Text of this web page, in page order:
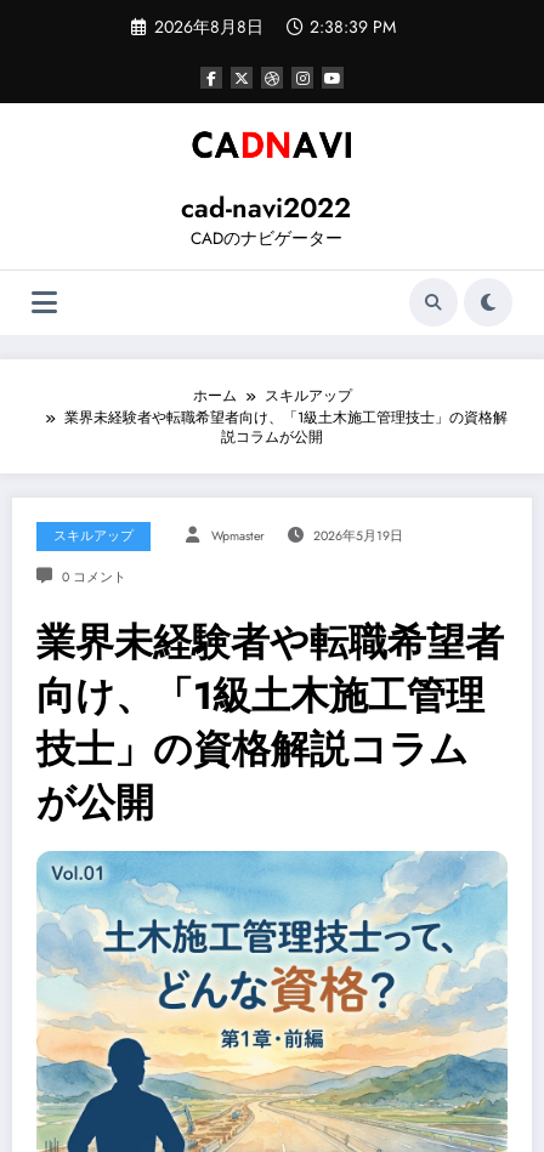
ツ
2026年8月8日 2:38:40 PM
cad-navi2022
CADのナビゲーター
ホーム
スキルアップ
業界未経験者や転職希望者向け、「1級土木施工管理技士」の資格解
説コラムが公開
スキルアップ Wpmaster 2026年5月19日
0 コメント
業界未経験者や転職希望者
向け、「1級土木施工管理
技士」の資格解説コラム
が公開